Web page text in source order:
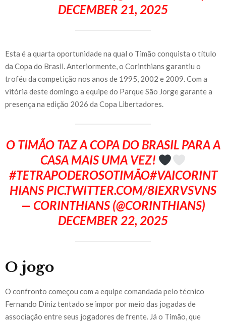
DECEMBER 21, 2025
Esta é a quarta oportunidade na qual o Timão conquista o título
da Copa do Brasil. Anteriormente, o Corinthians garantiu o
troféu da competição nos anos de 1995, 2002 e 2009. Com a
vitória deste domingo a equipe do Parque São Jorge garante a
presença na edição 2026 da Copa Libertadores.
O TIMÃO TAZ A COPA DO BRASIL PARA A
CASA MAIS UMA VEZ!
#TETRAPODEROSOTIMÃO#VAICORINT
HIANS PIC.TWITTER.COM/8IEXRVSVNS
— CORINTHIANS (@CORINTHIANS)
DECEMBER 22, 2025
O jogo
O confronto começou com a equipe comandada pelo técnico
Fernando Diniz tentado se impor por meio das jogadas de
associação entre seus jogadores de frente. Já o Timão, que